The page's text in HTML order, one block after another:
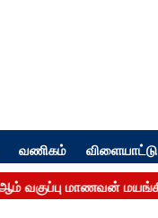
வணிகம் விளையாட்டு